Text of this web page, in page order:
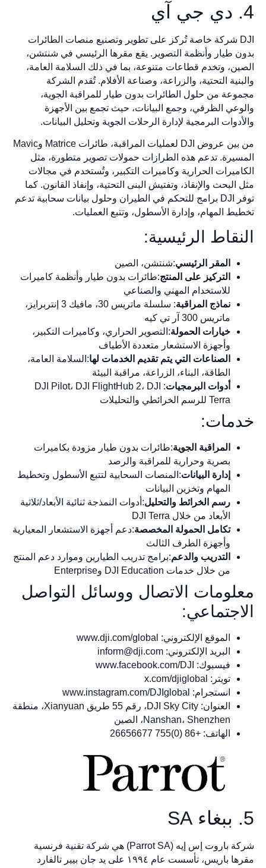
4. دي جي آي
DJI شركة خاصة تُركز على تطوير وتصنيع منصات الطائرات
بدون طيار وأنظمة التصوير. يقع مقرها الرئيسي في شنتشن،
الصين، وتخدم قطاعات متنوعة، بما في ذلك السلامة العامة،
والبنية التحتية، والزراعة، وصناعة الأفلام. تُقدم الشركة
مجموعة من حلول الطائرات بدون طيار للمراقبة الجوية،
والوعي الظرفي، وجمع البيانات، حيث تجمع بين الأجهزة
والأدوات البرمجية لإدارة الرحلات الجوية وتحليل البيانات.
من بين عروض DJI لعمليات المراقبة، طائرات Matrice وMavic
المسيرة. تدعم هذه الطرازات حمولات تصوير متطورة، مثل
الكاميرات الحرارية وكاميرات التكبير، وتُستخدم في مجالات
مثل البحث والإنقاذ، وتفتيش البنى التحتية، وإنفاذ القانون. كما
توفر DJI برامج للتحكم في الطيران وحلول بيانات سحابية تدعم
تخطيط المهام، وإدارة الأسطول، وتتبع العمليات.
النقاط الرئيسية:
المقر الرئيسي:شنتشن، الصين
التركيز على المنتج:طائرات بدون طيار وأنظمة كاميرات
للاستخدام المهني والصناعي
نماذج المراقبة
: سلسلة ماتريس 30، مافيك 3 إنتربرايز،
ماتريس 300 آر تي كيه
خيارات الحمولة:التصوير الحراري، وكاميرات التكبير،
وأجهزة الاستشعار متعددة الأطياف
الصناعات التي يتم تقديم الخدمات لها:السلامة العامة،
الطاقة، البناء، الزراعة، مراقبة البيئة
أدوات البرمجيات
: DJI Pilot، DJI FlightHub 2، DJI
Terra للرسم الخرائطي والتحليلات
خدمات:
المراقبة الجوية:طائرات بدون طيار مزودة بكاميرات
بصرية وحرارية للمراقبة والرصد
إدارة البيانات:المنصات السحابية لتتبع الأسطول وتخطيط
المهام وتخزين البيانات
رسم الخرائط والتحليل:أدوات النمذجة ثنائية الأبعاد/ثلاثية
الأبعاد من خلال DJI Terra
تكامل الحمولة المخصصة:دعم أجهزة الاستشعار المعيارية
وأجهزة الطرف الثالث
التدريب والدعم:برامج تدريب الطيارين وموارد دعم المنتج
من خلال خدمات DJI Education وEnterprise
معلومات الاتصال ووسائل التواصل
الاجتماعي:
الموقع الإلكتروني: www.dji.com/global
البريد الإلكتروني: inform@dji.com
فيسبوك: www.facebook.com/DJI
تويتر: x.com/djiglobal
انستجرام: www.instagram.com/DJIglobal
العنوان: DJI Sky City، رقم 55 طريق Xianyuan، منطقة
Nanshan، Shenzhen، الصين
الهاتف: +86 (0)755 26656677
5. ببغاء SA
شركة باروت إس إيه (Parrot SA) هي شركة تقنية فرنسية
مقرها باريس، تأسست عام ١٩٩٤ على يد جان بيير تالفارد